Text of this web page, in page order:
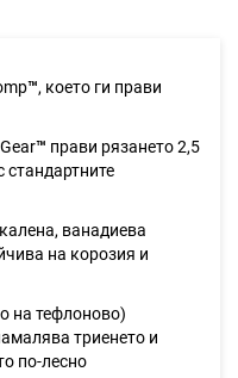
™, което ги прави
™ прави рязането 2,5
стандартните
ванадиева
на корозия и
на тефлоново)
триенето и
по-лесно